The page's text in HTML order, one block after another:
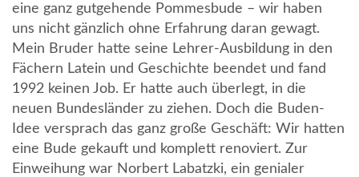
eine ganz gutgehende Pommesbude – wir haben
uns nicht gänzlich ohne Erfahrung daran gewagt.
Mein Bruder hatte seine Lehrer-Ausbildung in den
Fächern Latein und Geschichte beendet und fand
1992 keinen Job. Er hatte auch überlegt, in die
neuen Bundesländer zu ziehen. Doch die Buden-
Idee versprach das ganz große Geschäft: Wir hatten
eine Bude gekauft und komplett renoviert. Zur
Einweihung war Norbert Labatzki, ein genialer